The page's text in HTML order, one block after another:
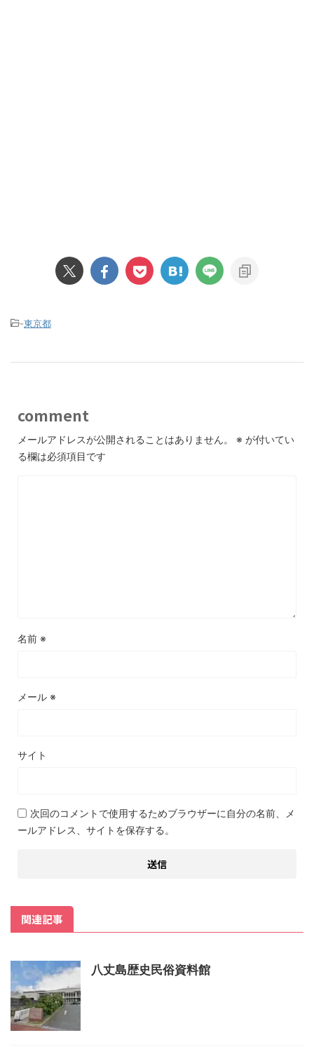
-東京都
comment
メールアドレスが公開されることはありません。 ※ が付いてい
る欄は必須項目です
名前 ※
メール ※
サイト
次回のコメントで使用するためブラウザーに自分の名前、メ
ールアドレス、サイトを保存する。
関連記事
八丈島歴史民俗資料館